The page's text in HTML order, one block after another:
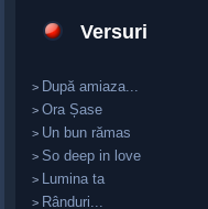
Versuri
> După amiaza...
>Ora Șase
> Un bun rămas
>So deep in love
> Lumina ta
> Rânduri...